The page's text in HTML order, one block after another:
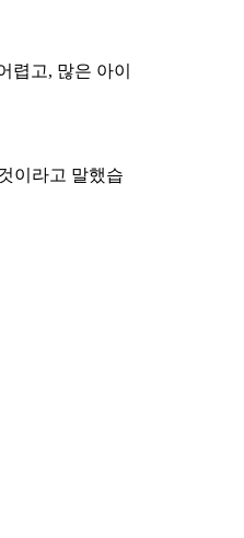
렵고, 많은 아이
이라고 말했습